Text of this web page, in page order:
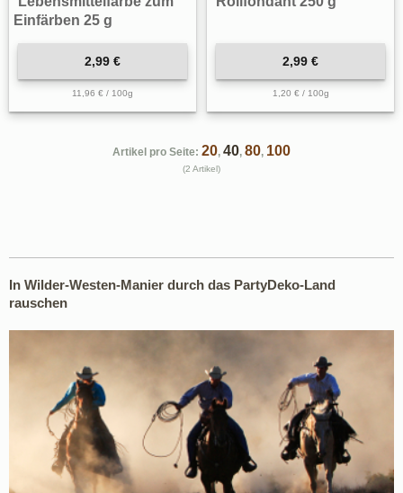
Einfärben 25 g
2,99 €
11,96 € / 100g
2,99 €
1,20 € / 100g
Artikel pro Seite: 20, 40, 80, 100
(2 Artikel)
In Wilder-Westen-Manier durch das PartyDeko-Land
rauschen